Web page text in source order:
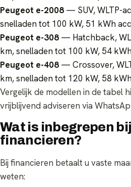
Peugeot e-2008 — SUV, WLTP-
snelladen tot 100 kW, 51 kWh
Peugeot e-308 — Hatchback,
km, snelladen tot 100 kW, 54
Peugeot e-408 — Crossover,
km, snelladen tot 120 kW, 58
Vergelijk de modellen in de tabel
vrijblijvend adviseren via
Wat is inbegrepen
financieren?
Bij financieren betaalt u vaste
weten: